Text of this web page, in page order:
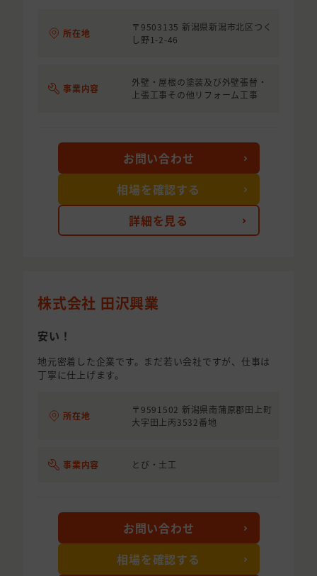
所在地
〒9503135 新潟県新潟市北区つく
し野1-2-46
事業内容
外壁・屋根の塗装及び外壁張替・
上張工事その他リフォーム工事
詳細を見る
お問い合わせ
相場を確認する
株式会社 田沢興業
安い！
地元密着した企業です。まだ若い会社ですが、仕事は
丁寧に仕上げます。
所在地
〒9591502 新潟県南蒲原郡田上町
大字田上丙3532番地
事業内容 とび・土工
お問い合わせ
相場を確認する